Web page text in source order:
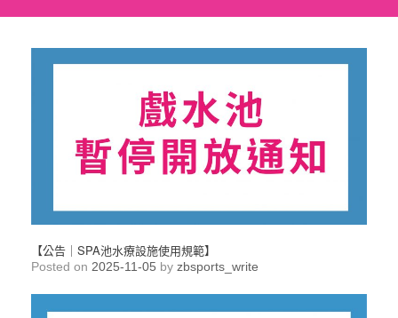
【公告｜SPA池水療設施使用規範】
Posted on 2025-11-05 by zbsports_write